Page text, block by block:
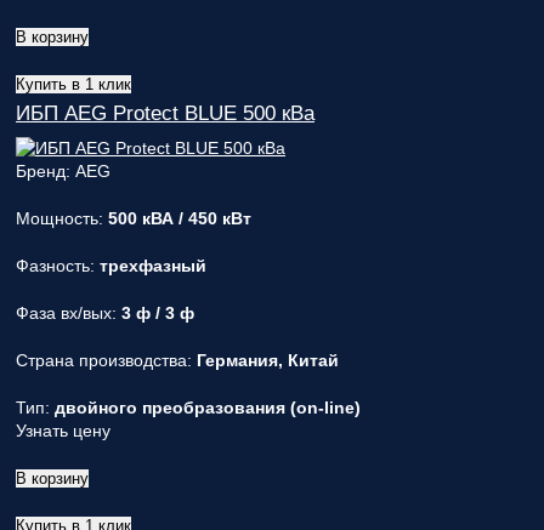
В корзину
Купить в 1 клик
ИБП AEG Protect BLUE 500 кВа
Бренд: AEG
Мощность: 500 кВА / 450 кВт
Фазность: трехфазный
Фаза вх/вых: 3 ф / 3 ф
Страна производства: Германия, Китай
Тип: двойного преобразования (on-line)
Узнать цену
В корзину
Купить в 1 клик